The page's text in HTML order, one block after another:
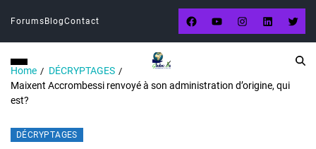
Forums BlogContact
Home
DÉCRYPTAGES
Maixent Accrombessi renvoyé à son administration d’origine, qui
est?
DÉCRYPTAGES